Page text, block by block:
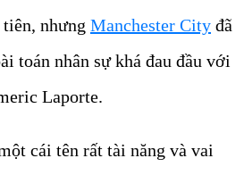
nhưng Manchester City đã
toán nhân sự khá đau đầu với
Laporte.
cái tên rất tài năng và vai